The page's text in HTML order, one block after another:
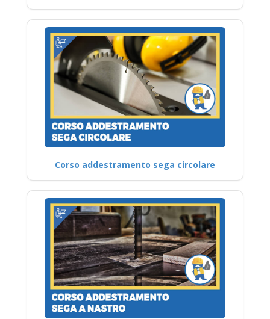
Corso addestramento sega circolare